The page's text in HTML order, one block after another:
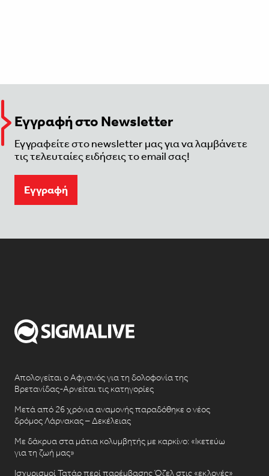
Εγγραφή στο Newsletter
Εγγραφείτε στο newsletter μας για να λαμβάνετε
τις τελευταίες ειδήσεις το email σας!
Eγγραφή
Απολογείται ο Αφγανός για τη δολοφονία της
Βρετανίδας-Αρνείται τις κατηγορίες
Μετά από 26 χρόνια αναμονής παραδόθηκε ο νέος
δρόμος Λάρνακας – Δεκέλειας
Με δάκρυα στα μάτια κολυμβητής με καρκίνο: «Ικετεύω
για τη ζωή μας»
Ισχυρισμοί Τατάρ περί παρέμβασης Όζελ στις «εκλογές»